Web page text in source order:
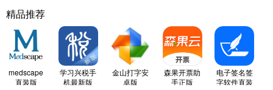
精品推荐
medscape
直装版
学习兴税手
机最新版
金山打字安
卓版
森果开票助
手正版
电子签名签
字软件直装